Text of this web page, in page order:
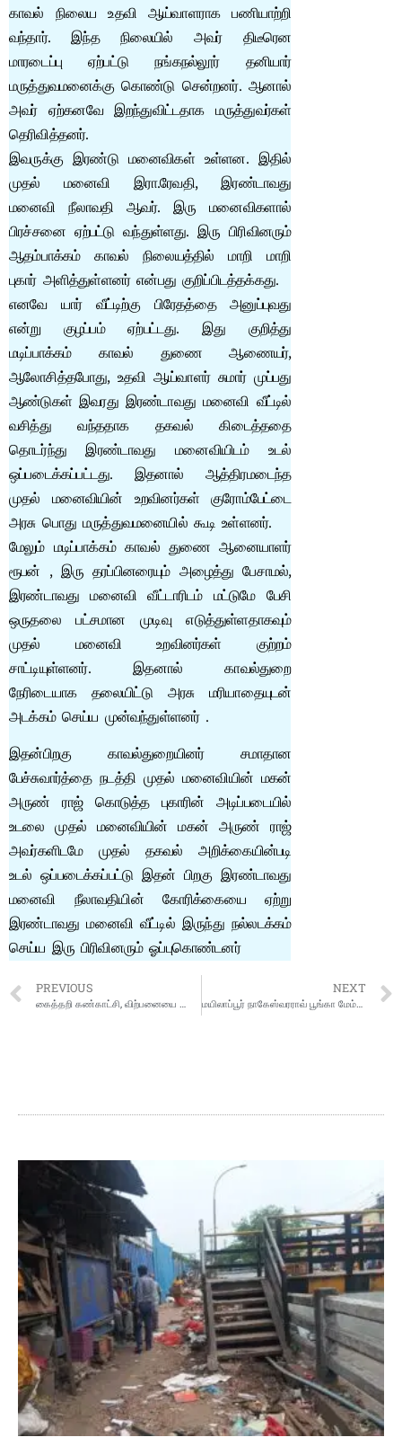
காவல் நிலைய உதவி ஆய்வாளராக பணியாற்றி
வந்தார். இந்த நிலையில் அவர் திடீரென
மாரடைப்பு ஏற்பட்டு நங்கநல்லூர் தனியார்
மருத்துவமனைக்கு கொண்டு சென்றனர். ஆனால்
அவர் ஏற்கனவே இறந்துவிட்டதாக மருத்துவர்கள்
தெரிவித்தனர்.
இவருக்கு இரண்டு மனைவிகள் உள்ளன. இதில்
முதல் மனைவி இரா.ரேவதி, இரண்டாவது
மனைவி நீலாவதி ஆவர். இரு மனைவிகளால்
பிரச்சனை ஏற்பட்டு வந்துள்ளது. இரு பிரிவினரும்
ஆதம்பாக்கம் காவல் நிலையத்தில் மாறி மாறி
புகார் அளித்துள்ளனர் என்பது குறிப்பிடத்தக்கது.
எனவே யார் வீட்டிற்கு பிரேதத்தை அனுப்புவது
என்று குழப்பம் ஏற்பட்டது. இது குறித்து
மடிப்பாக்கம் காவல் துணை ஆணையர்,
ஆலோசித்தபோது, உதவி ஆய்வாளர் சுமார் முப்பது
ஆண்டுகள் இவரது இரண்டாவது மனைவி வீட்டில்
வசித்து வந்ததாக தகவல் கிடைத்ததை
தொடர்ந்து இரண்டாவது மனைவியிடம் உடல்
ஒப்படைக்கப்பட்டது. இதனால் ஆத்திரமடைந்த
முதல் மனைவியின் உறவினர்கள் குரோம்பேட்டை
அரசு பொது மருத்துவமனையில் கூடி உள்ளனர்.
மேலும் மடிப்பாக்கம் காவல் துணை ஆனையாளர்
ரூபன் , இரு தரப்பினரையும் அழைத்து பேசாமல்,
இரண்டாவது மனைவி வீட்டாரிடம் மட்டுமே பேசி
ஒருதலை பட்சமான முடிவு எடுத்துள்ளதாகவும்
முதல் மனைவி உறவினர்கள் குற்றம்
சாட்டியுள்ளனர். இதனால் காவல்துறை
நேரிடையாக தலையிட்டு அரசு மரியாதையுடன்
அடக்கம் செய்ய முன்வந்துள்ளனர் .
இதன்பிறகு காவல்துறையினர் சமாதான
பேச்சுவார்த்தை நடத்தி முதல் மனைவியின் மகன்
அருண் ராஜ் கொடுத்த புகாரின் அடிப்படையில்
உடலை முதல் மனைவியின் மகன் அருண் ராஜ்
அவர்களிடமே முதல் தகவல் அறிக்கையின்படி
உடல் ஒப்படைக்கப்பட்டு இதன் பிறகு இரண்டாவது
மனைவி நீலாவதியின் கோரிக்கையை ஏற்று
இரண்டாவது மனைவி வீட்டில் இருந்து நல்லடக்கம்
செய்ய இரு பிரிவினரும் ஓப்புகொண்டனர்
PREVIOUS NEXT
மயிலாப்பூர் நாகேஸ்வரராவ் பூங்கா மேம்பாட்டுப் பணி